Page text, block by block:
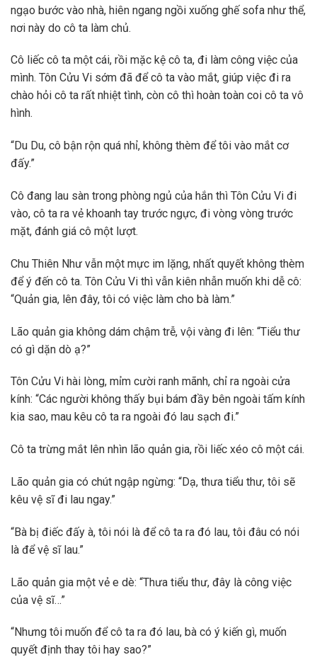
ngạo bước vào nhà, hiên ngang ngồi xuống ghế sofa như thể,
nơi này do cô ta làm chủ.
Cô liếc cô ta một cái, rồi mặc kệ cô ta, đi làm công việc của
mình. Tôn Cửu Vi sớm đã để cô ta vào mắt, giúp việc đi ra
chào hỏi cô ta rất nhiệt tình, còn cô thì hoàn toàn coi cô ta vô
hình.
“Du Du, cô bận rộn quá nhỉ, không thèm để tôi vào mắt cơ
đấy.”
Cô đang lau sàn trong phòng ngủ của hắn thì Tôn Cửu Vi đi
vào, cô ta ra vẻ khoanh tay trước ngực, đi vòng vòng trước
mặt, đánh giá cô một lượt.
Chu Thiên Như vẫn một mực im lặng, nhất quyết không thèm
để ý đến cô ta. Tôn Cửu Vi thì vẫn kiên nhẫn muốn khi dễ cô:
“Quản gia, lên đây, tôi có việc làm cho bà làm.”
Lão quản gia không dám chậm trễ, vội vàng đi lên: “Tiểu thư
có gì dặn dò ạ?”
Tôn Cửu Vi hài lòng, mỉm cười ranh mãnh, chỉ ra ngoài cửa
kính: “Các người không thấy bụi bám đầy bên ngoài tấm kính
kia sao, mau kêu cô ta ra ngoài đó lau sạch đi.”
Cô ta trừng mắt lên nhìn lão quản gia, rồi liếc xéo cô một cái.
Lão quản gia có chút ngập ngừng: “Dạ, thưa tiểu thư, tôi sẽ
kêu vệ sĩ đi lau ngay.”
“Bà bị điếc đấy à, tôi nói là để cô ta ra đó lau, tôi đâu có nói
là để vệ sĩ lau.”
Lão quản gia một vẻ e dè: “Thưa tiểu thư, đây là công việc
của vệ sĩ…”
“Nhưng tôi muốn để cô ta ra đó lau, bà có ý kiến gì, muốn
quyết định thay tôi hay sao?”